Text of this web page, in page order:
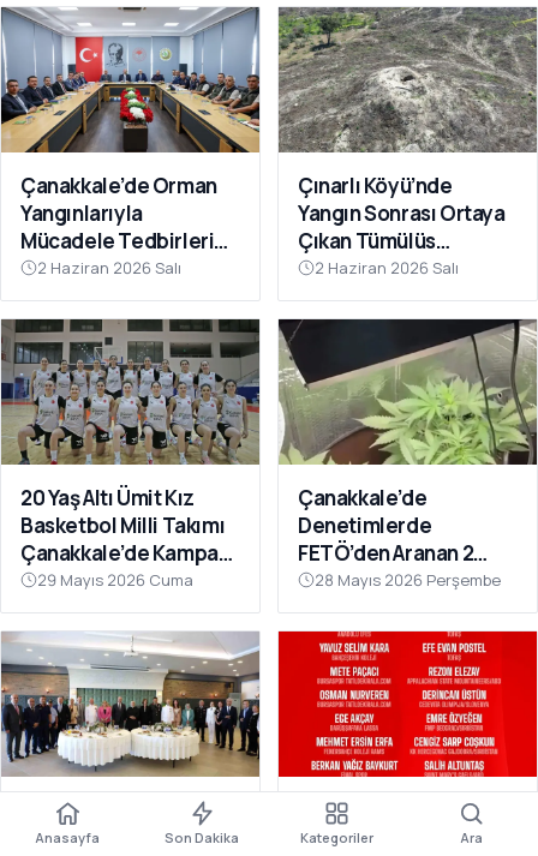
Çanakkale’de Orman
Yangınlarıyla
Mücadele Tedbirleri
Masaya Yatırıldı
2 Haziran 2026 Salı
Çınarlı Köyü’nde
Yangın Sonrası Ortaya
Çıkan Tümülüs
Definecilerin Hedefi
Oldu
2 Haziran 2026 Salı
20 Yaş Altı Ümit Kız
Basketbol Milli Takımı
Çanakkale’de Kampa
Girdi
29 Mayıs 2026 Cuma
Çanakkale’de
Denetimlerde
FETÖ’den Aranan 2
Firari Hükümlü
Yakalandı
28 Mayıs 2026 Perşembe
Çanakkale’de Kurban
Bayramı Bayramlaşma
Ümit Milli Erkek
Basketbol Takımı’nın
Anasayfa Son Dakika Kategoriler Ara